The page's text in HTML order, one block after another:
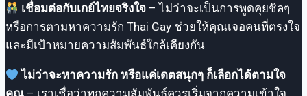
เชื่อมต่อกับเกย์ไทยจริงใจ – ไม่ว่าจะเป็นการพูดคุยชิลๆ
หรือการตามหาความรัก Thai Gay ช่วยให้คุณเจอคนที่ตรงใจ
และมีเป้าหมายความสัมพันธ์ใกล้เคียงกัน
ไม่ว่าจะหาความรัก หรือแค่เดตสนุกๆ ก็เลือกได้ตามใจ
คุณ – เราเชื่อว่าทุกความสัมพันธ์ควรเริ่มจากความเข้าใจ